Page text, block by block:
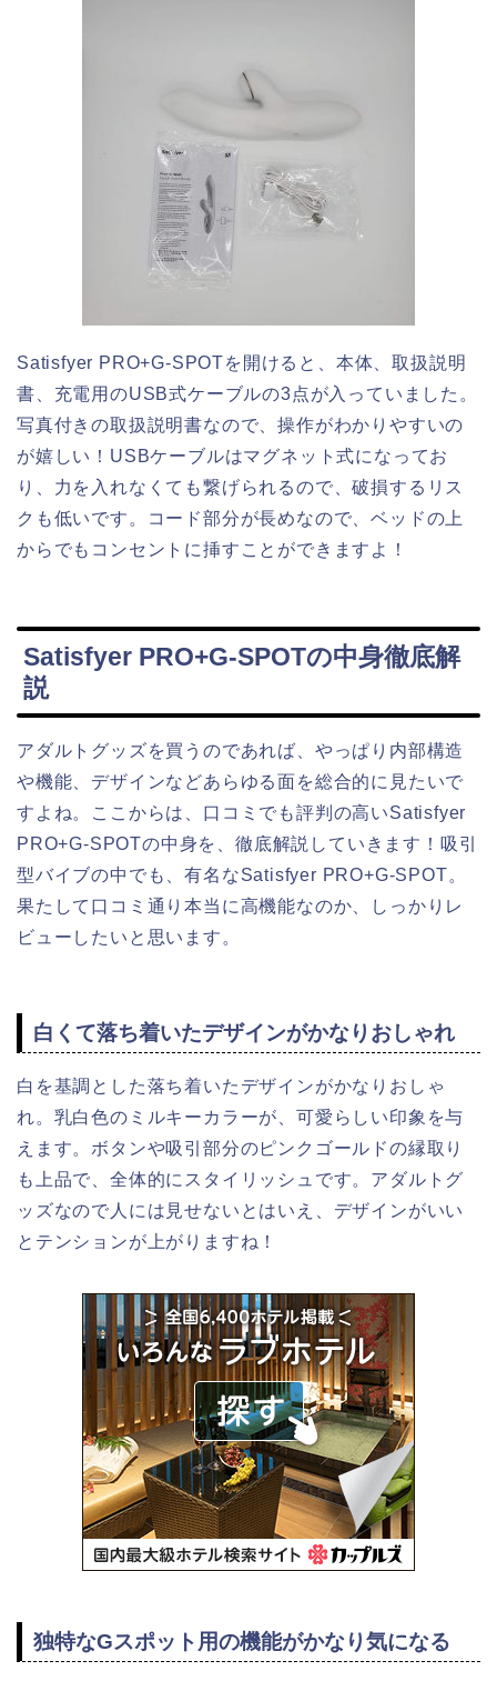
Satisfyer PRO+G-SPOTを開けると、本体、取扱説明
書、充電用のUSB式ケーブルの3点が入っていました。
写真付きの取扱説明書なので、操作がわかりやすいの
が嬉しい！USBケーブルはマグネット式になってお
り、力を入れなくても繋げられるので、破損するリス
クも低いです。コード部分が長めなので、ベッドの上
からでもコンセントに挿すことができますよ！
Satisfyer PRO+G-SPOTの中身徹底解
説
アダルトグッズを買うのであれば、やっぱり内部構造
や機能、デザインなどあらゆる面を総合的に見たいで
すよね。ここからは、口コミでも評判の高いSatisfyer
PRO+G-SPOTの中身を、徹底解説していきます！吸引
型バイブの中でも、有名なSatisfyer PRO+G-SPOT。
果たして口コミ通り本当に高機能なのか、しっかりレ
ビューしたいと思います。
白くて落ち着いたデザインがかなりおしゃれ
白を基調とした落ち着いたデザインがかなりおしゃ
れ。乳白色のミルキーカラーが、可愛らしい印象を与
えます。ボタンや吸引部分のピンクゴールドの縁取り
も上品で、全体的にスタイリッシュです。アダルトグ
ッズなので人には見せないとはいえ、デザインがいい
とテンションが上がりますね！
独特なGスポット用の機能がかなり気になる